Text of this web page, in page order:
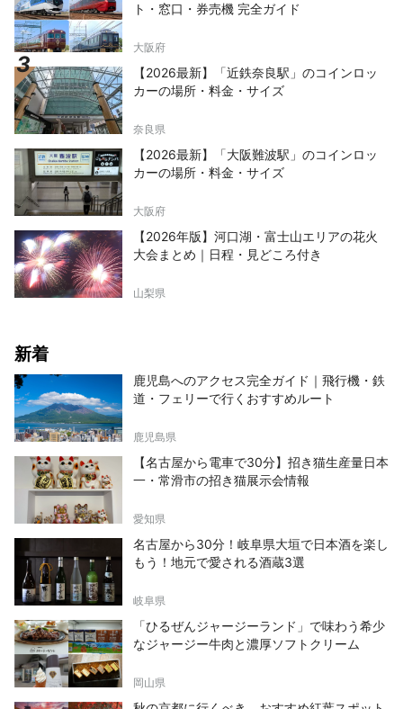
ト・窓口・券売機 完全ガイド
大阪府
【2026最新】「近鉄奈良駅」のコインロッ
カーの場所・料金・サイズ
奈良県
【2026最新】「大阪難波駅」のコインロッ
カーの場所・料金・サイズ
大阪府
【2026年版】河口湖・富士山エリアの花火
大会まとめ｜日程・見どころ付き
山梨県
新着
鹿児島へのアクセス完全ガイド｜飛行機・鉄
道・フェリーで行くおすすめルート
鹿児島県
【名古屋から電車で30分】招き猫生産量日本
一・常滑市の招き猫展示会情報
愛知県
名古屋から30分！岐阜県大垣で日本酒を楽し
もう！地元で愛される酒蔵3選
岐阜県
「ひるぜんジャージーランド」で味わう希少
なジャージー牛肉と濃厚ソフトクリーム
岡山県